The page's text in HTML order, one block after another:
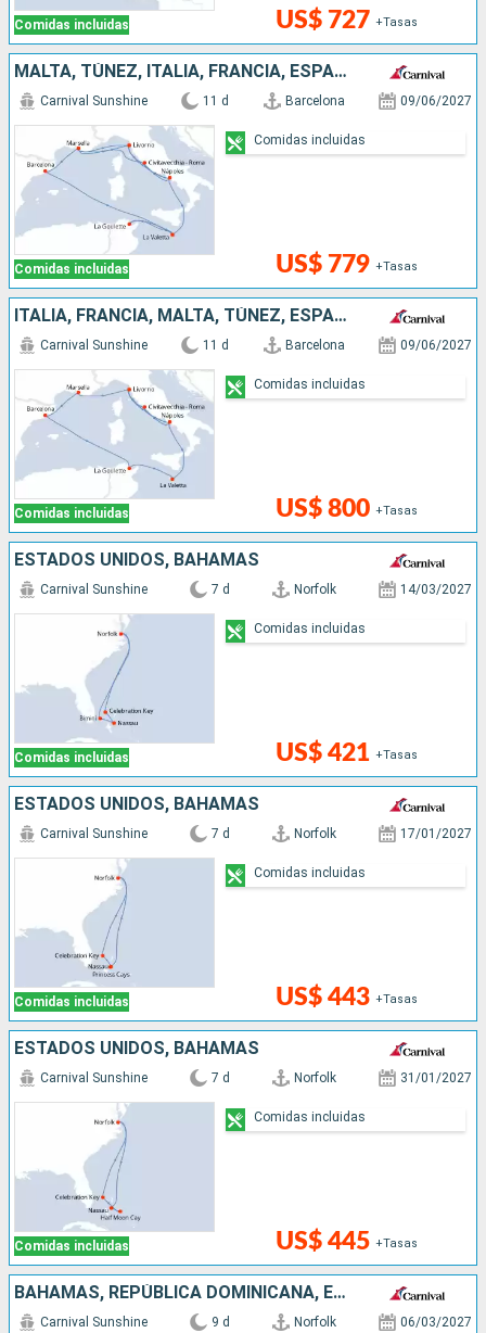
Comidas incluidas US$ 727 +Tasas
MALTA, TÚNEZ, ITALIA, FRANCIA, ESPAÑA
Comidas incluidas
Carnival Sunshine 11 d Barcelona 09/06/2027
US$ 779 +Tasas
Comidas incluidas
ITALIA, FRANCIA, MALTA, TÚNEZ, ESPAÑA
Comidas incluidas
Carnival Sunshine 11 d Barcelona 09/06/2027
US$ 800 +Tasas
Comidas incluidas
ESTADOS UNIDOS, BAHAMAS
Comidas incluidas
Carnival Sunshine 7 d Norfolk 14/03/2027
US$ 421 +Tasas
Comidas incluidas
ESTADOS UNIDOS, BAHAMAS
Comidas incluidas
Carnival Sunshine 7 d Norfolk 17/01/2027
US$ 443 +Tasas
Comidas incluidas
ESTADOS UNIDOS, BAHAMAS
Comidas incluidas
Carnival Sunshine 7 d Norfolk 31/01/2027
US$ 445 +Tasas
Comidas incluidas
BAHAMAS, REPÚBLICA DOMINICANA, ESTADOS UNIDOS
Carnival Sunshine 9 d Norfolk 06/03/2027